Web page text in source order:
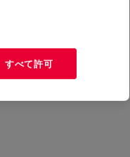
industrial
conventional
This Polyol
すべて許可